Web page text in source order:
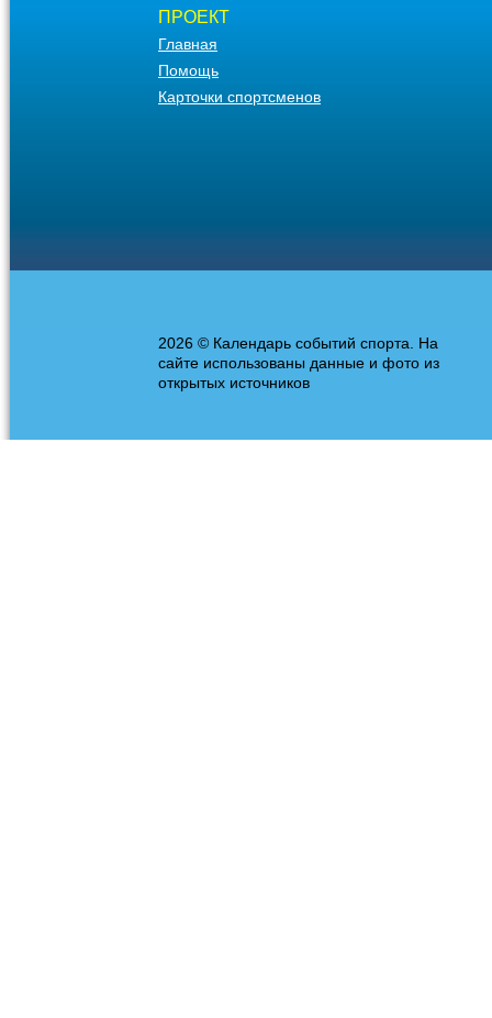
ПРОЕКТ
Главная
Помощь
Карточки спортсменов
2026 © Календарь событий спорта. На
сайте использованы данные и фото из
открытых источников